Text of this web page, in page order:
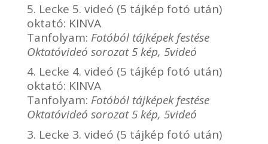
5. Lecke 5. videó (5 tájkép fotó után)
oktató: KINVA
Tanfolyam: Fotóból tájképek festése
Oktatóvideó sorozat 5 kép, 5videó
4. Lecke 4. videó (5 tájkép fotó után)
oktató: KINVA
Tanfolyam: Fotóból tájképek festése
Oktatóvideó sorozat 5 kép, 5videó
3. Lecke 3. videó (5 tájkép fotó után)